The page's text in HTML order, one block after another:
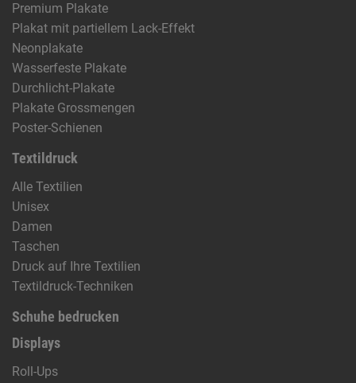
Premium Plakate
Plakat mit partiellem Lack-Effekt
Neonplakate
Wasserfeste Plakate
Durchlicht-Plakate
Plakate Grossmengen
Poster-Schienen
Textildruck
Alle Textilien
Unisex
Damen
Taschen
Druck auf Ihre Textilien
Textildruck-Techniken
Schuhe bedrucken
Displays
Roll-Ups